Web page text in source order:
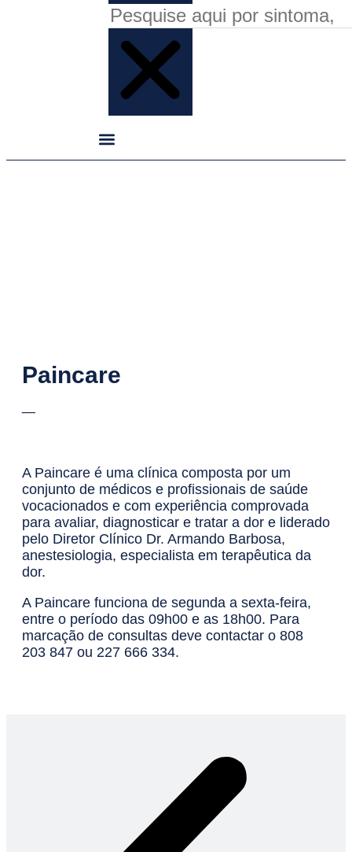
Paincare
A Paincare é uma clínica composta por um
conjunto de médicos e profissionais de saúde
vocacionados e com experiência comprovada
para avaliar, diagnosticar e tratar a dor e liderado
pelo Diretor Clínico Dr. Armando Barbosa,
anestesiologia, especialista em terapêutica da
dor.
A Paincare funciona de segunda a sexta-feira,
entre o período das 09h00 e as 18h00. Para
marcação de consultas deve contactar o 808
203 847 ou 227 666 334.